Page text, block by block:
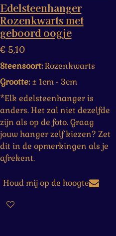
Edelsteenhanger
Rozenkwarts met
geboord oogje
€ 5,10
Steensoort:Rozenkwarts
Grootte:± 1cm - 3cm
*Elk edelsteenhanger is
anders. Het zal niet dezelfde
zijn als op de foto. Graag
jouw hanger zelf kiezen? Zet
dit in de opmerkingen als je
afrekent.
Houd mij op de hoogte